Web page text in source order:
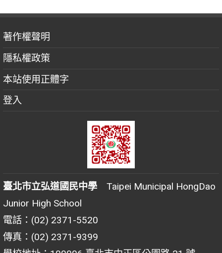
著作權聲明
隱私權政策
本站使用正體字
登入
臺北市立弘道國民中學 Taipei Municipal HongDao
Junior High School
電話：(02) 2371-5520
傳真：(02) 2371-9399